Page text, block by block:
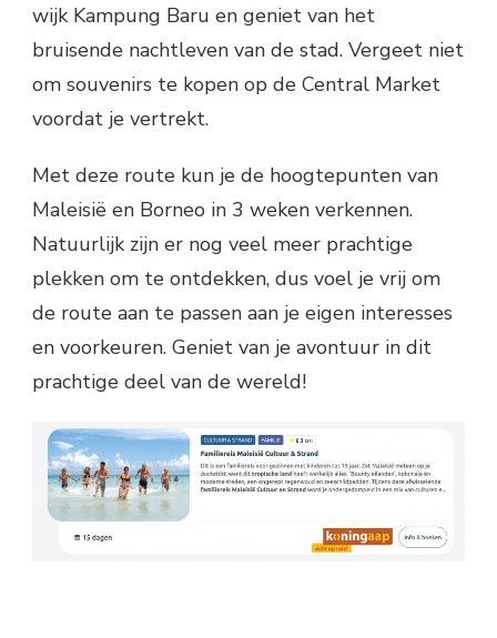
wijk Kampung Baru en geniet van het
bruisende nachtleven van de stad. Vergeet niet
om souvenirs te kopen op de Central Market
voordat je vertrekt.
Met deze route kun je de hoogtepunten van
Maleisië en Borneo in 3 weken verkennen.
Natuurlijk zijn er nog veel meer prachtige
plekken om te ontdekken, dus voel je vrij om
de route aan te passen aan je eigen interesses
en voorkeuren. Geniet van je avontuur in dit
prachtige deel van de wereld!